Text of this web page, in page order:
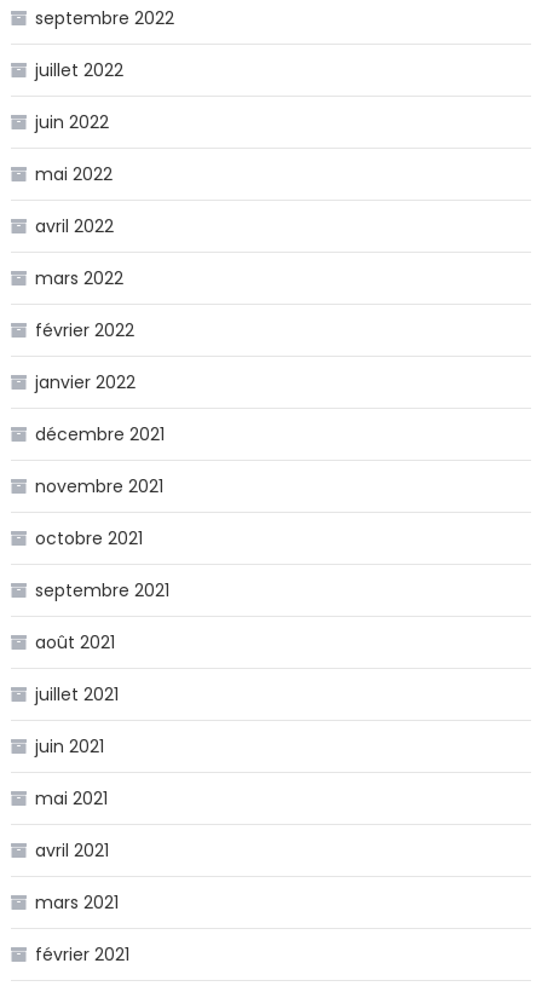
septembre 2022
juillet 2022
juin 2022
mai 2022
avril 2022
mars 2022
février 2022
janvier 2022
décembre 2021
novembre 2021
octobre 2021
septembre 2021
août 2021
juillet 2021
juin 2021
mai 2021
avril 2021
mars 2021
février 2021